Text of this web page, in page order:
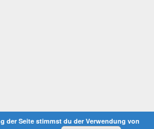
der Seite stimmst du der Verwendung von